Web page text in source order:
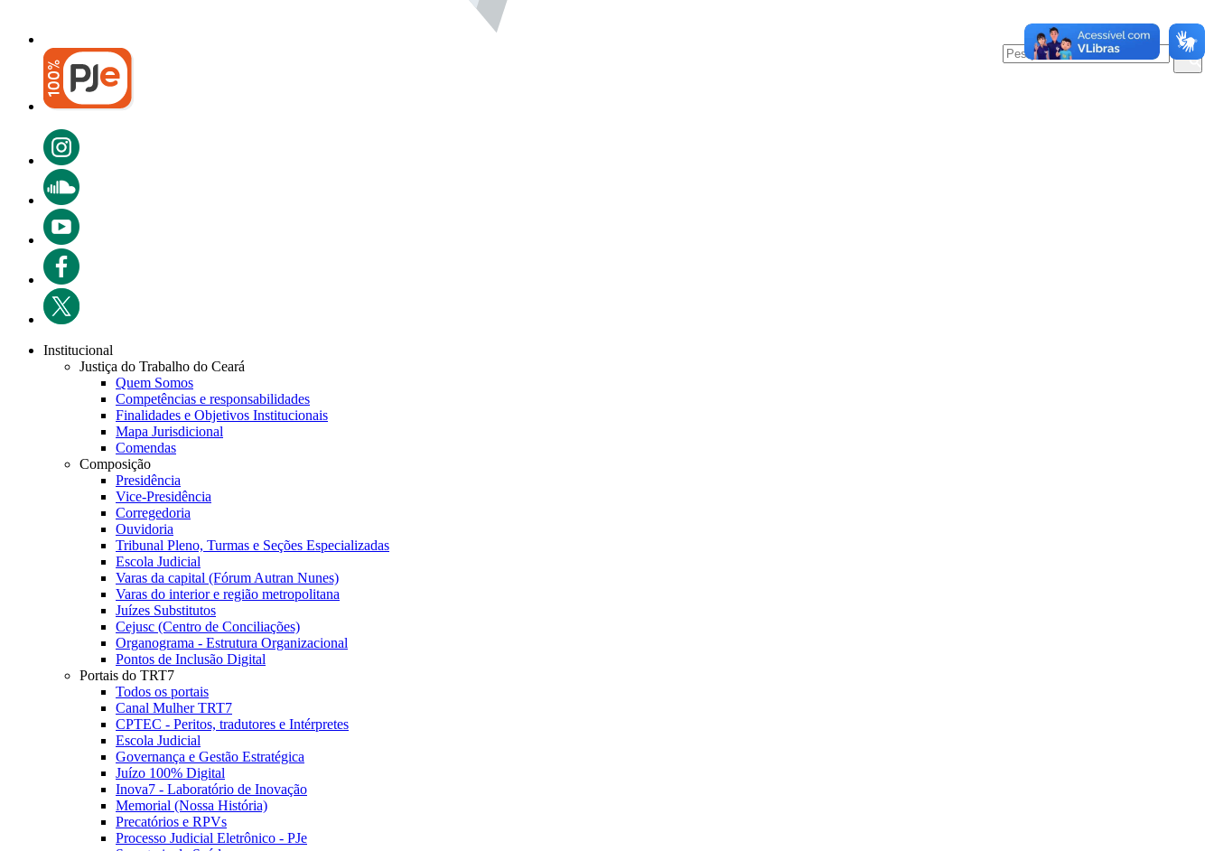
Institucional
Justiça do Trabalho do Ceará
Quem Somos
Competências e responsabilidades
Finalidades e Objetivos Institucionais
Mapa Jurisdicional
Comendas
Composição
Presidência
Vice-Presidência
Corregedoria
Ouvidoria
Tribunal Pleno, Turmas e Seções Especializadas
Escola Judicial
Varas da capital (Fórum Autran Nunes)
Varas do interior e região metropolitana
Juízes Substitutos
Cejusc (Centro de Conciliações)
Organograma - Estrutura Organizacional
Pontos de Inclusão Digital
Portais do TRT7
Todos os portais
Canal Mulher TRT7
CPTEC - Peritos, tradutores e Intérpretes
Escola Judicial
Governança e Gestão Estratégica
Juízo 100% Digital
Inova7 - Laboratório de Inovação
Memorial (Nossa História)
Precatórios e RPVs
Processo Judicial Eletrônico - PJe